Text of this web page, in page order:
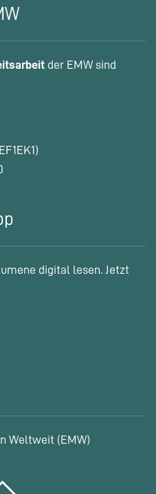
der EMW sind
digital lesen. Jetzt
Weltweit (EMW)